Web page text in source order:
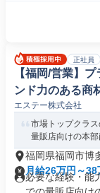
正社員
【福岡/営業】
ンド力のある商
エステー株式会社
市場トップクラ
量販店向けの本
福岡県福岡市博
月給26万円～38
必要な経験・能